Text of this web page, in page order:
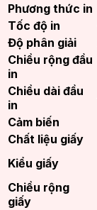
Phương thức in
Tốc độ in
Độ phân giải
Chiều rộng đầu
in
Chiều dài đầu
in
Cảm biến
Chất liệu giấy
Kiểu giấy
Chiều rộng
giấy